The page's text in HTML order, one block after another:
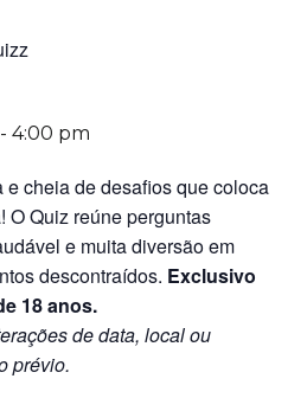
- 4:00 pm
cheia de desafios que coloca
O Quiz reúne perguntas
e muita diversão em
descontraídos. Exclusivo
18 anos.
de data, local ou
prévio.